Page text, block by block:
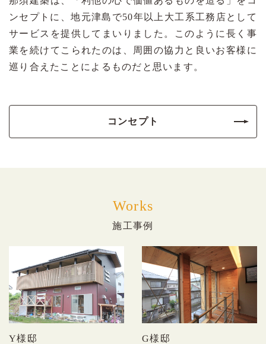
ンセプトに、地元津島で50年以上大工系工務店として
サービスを提供してまいりました。このように長く事
業を続けてこられたのは、周囲の協力と良いお客様に
巡り合えたことによるものだと思います。
コンセプト
Works
施工事例
Y様邸 G様邸